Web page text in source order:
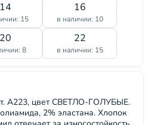
14
15
16
в наличии: 10
20
8
22
в наличии: 15
А223, цвет СВЕТЛО-ГОЛУБЫЕ.
2% эластана. Хлопок